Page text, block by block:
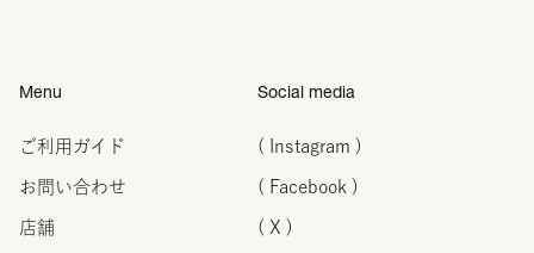
Menu
ご利用ガイド
お問い合わせ
店舗
Social media
( Instagram )
( Facebook )
( X )